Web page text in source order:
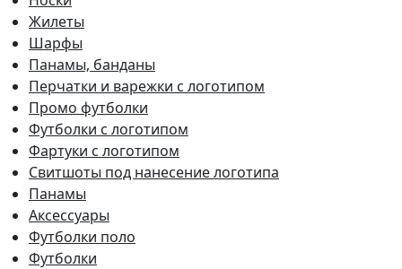
Жилеты
Шарфы
Панамы, банданы
Перчатки и варежки с логотипом
Промо футболки
Футболки с логотипом
Фартуки с логотипом
Свитшоты под нанесение логотипа
Панамы
Аксессуары
Футболки поло
Футболки